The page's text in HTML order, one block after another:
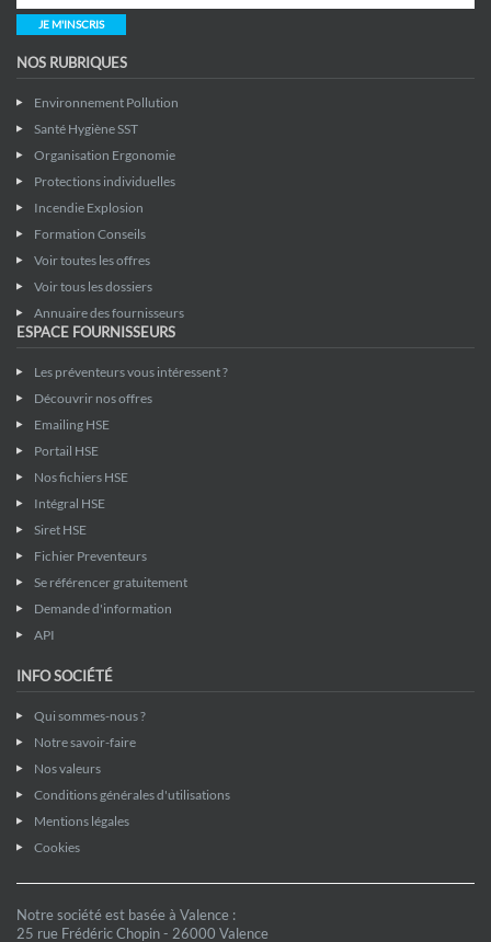
JE M'INSCRIS
NOS RUBRIQUES
Environnement Pollution
Santé Hygiène SST
Organisation Ergonomie
Protections individuelles
Incendie Explosion
Formation Conseils
Voir toutes les offres
Voir tous les dossiers
Annuaire des fournisseurs
ESPACE FOURNISSEURS
Les préventeurs vous intéressent ?
Découvrir nos offres
Emailing HSE
Portail HSE
Nos fichiers HSE
Intégral HSE
Siret HSE
Fichier Preventeurs
Se référencer gratuitement
Demande d'information
API
INFO SOCIÉTÉ
Qui sommes-nous ?
Notre savoir-faire
Nos valeurs
Conditions générales d'utilisations
Mentions légales
Cookies
Notre société est basée à Valence :
25 rue Frédéric Chopin - 26000 Valence